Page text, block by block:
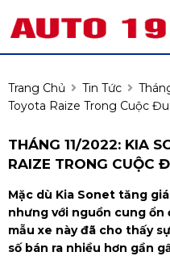
Trang Chủ Tin Tức
Toyota Raize Trong Cuộc
THÁNG 11/2022: KIA
RAIZE TRONG CUỘC
Mặc dù Kia Sonet tăng
nhưng với nguồn cung
mẫu xe này đã cho thấy
số bán ra nhiều hơn gần